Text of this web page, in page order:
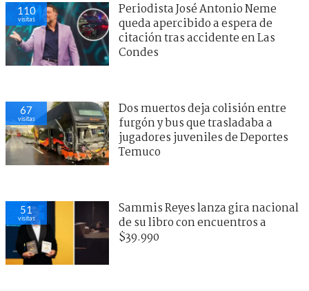
110
visitas
Periodista José Antonio Neme
queda apercibido a espera de
citación tras accidente en Las
Condes
67
visitas
Dos muertos deja colisión entre
furgón y bus que trasladaba a
jugadores juveniles de Deportes
Temuco
51
visitas
Sammis Reyes lanza gira nacional
de su libro con encuentros a
$39.990